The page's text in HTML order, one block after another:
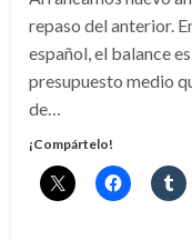
repaso del anterior.
español, el balance
presupuesto medio
de…
¡Compártelo!